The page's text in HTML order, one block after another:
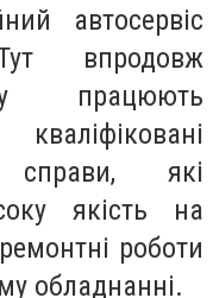
автосервіс
впродовж
працюють
справи, які
якість на
роботи
обладнанні.